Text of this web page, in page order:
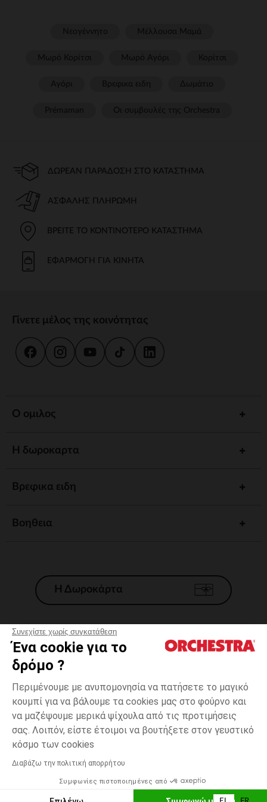
Συνεχίστε χωρίς συγκατάθεση
Ένα cookie για το
δρόμο ?
Περιμένουμε με ανυπομονησία να πατήσετε το μαγικό
κουμπί για να βάλουμε τα cookies μας στο φούρνο και
να μαζέψουμε μερικά ψίχουλα από τις προτιμήσεις
σας. Λοιπόν, είστε έτοιμοι να βουτήξετε στον γευστικό
κόσμο των cookies
Διαβάζω την πολιτική απορρήτου
Συμφωνίες πιστοποιημένες από
Orange
one
Δυνατότητα πληρωμής με
ΠΡΟΣΘΉΚΗ ΣΤΟ ΚΑΛΆΘΙ
ΔΩΡΕΆΝ ΠΑΡΆΔΟΣΗ ΣΤΟ ΚΑΤΆΣΤΗΜΑ
ΑΣΦΑΛΉΣ ΠΛΗΡΩΜΉ
ΒΡΕΊΤΕ ΤΟ ΚΟΝΤΙΝΌΤΕΡΟ ΚΑΤΆΣΤΗΜΑ
ΕΦΑΡΜΟΓΉ ΓΙΑ ΚΙΝΗΤΆ
Γίνετε μέλος της κοινότητας
Ο ομιλος
Η δωροκαρτα
Βρεφικα ειδη
Βοηθεια
Η Δωροκάρτα
Γενικοί 'Οροι Πώλησης
*Εμπορικες προσφορες
Προσωπικά δεδομένα
Διαχείρηση των cookies
Προσβασιμότητα: μη συμμορφούμενη
H Orchestra συμμετέχει στον κωδικά δεοντολογίας και στο σύστημα
μεσολάβησης της Γαλλικής Ομοσπονδίας Ηλεκτρονικού Εμπορίου.